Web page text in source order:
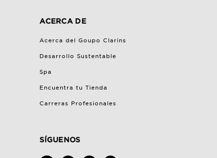
ACERCA DE
Acerca del Goupo Clarins
Desarrollo Sustentable
Spa
Encuentra tu Tienda
Carreras Profesionales
SÍGUENOS